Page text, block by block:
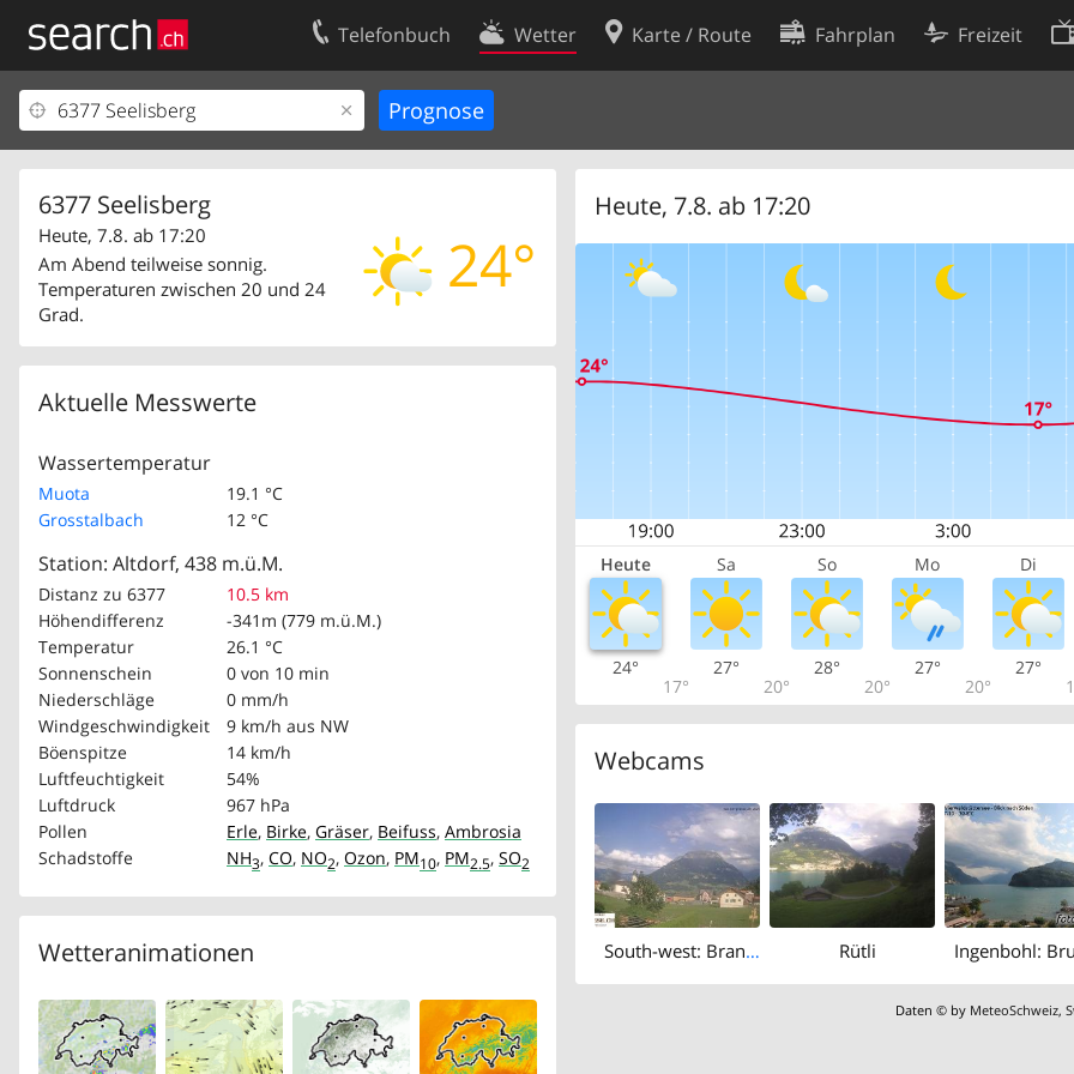
Telefonbuch Wetter Karte / Route Fahrplan Freizeit
6377 Seelisberg
24°
Heute, 7.8. ab 17:20
Am Abend teilweise sonnig.
Temperaturen zwischen 20 und 24
Grad.
Aktuelle Messwerte
Wassertemperatur
Muota
19.1 °C
Grosstalbach
12 °C
Station: Altdorf, 438 m.ü.M.
Distanz zu 6377
10.5 km
Höhendifferenz
-341m (779 m.ü.M.)
Temperatur
26.1 °C
Sonnenschein
0 von 10 min
Niederschläge
0 mm/h
Windgeschwindigkeit
9 km/h aus NW
Böenspitze
14 km/h
Luftfeuchtigkeit
54%
Luftdruck
967 hPa
Pollen
Erle, Birke, Gräser, Beifuss, Ambrosia
Schadstoffe
NH3, CO, NO2, Ozon, PM10, PM2.5, SO2
Wetteranimationen
Heute, 7.8. ab 17:20
Heute Sa So Mo Di
24°
17°
27°
20°
28°
20°
27°
20°
27°
Webcams
South-west: Brandegg Rütli
Daten © by MeteoSchweiz,
Ihr Eintrag
Kundencenter Geschäftskunden
Kontakt
Nutzungsbedingungen
Cookie-Einstellungen